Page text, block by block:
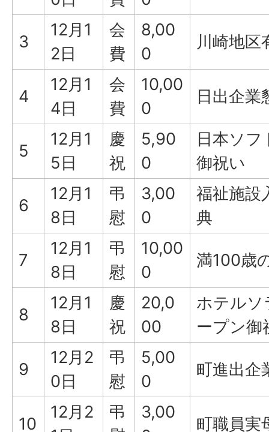
3
12月1
2日
会
費
8,00
0
川崎地区
4
12月1
4日
会
費
10,00
0
日出企業
5
12月1
5日
慶
祝
5,90
0
日本ソフ
御祝い
6
12月1
8日
弔
慰
3,00
0
福祉施設
典
7
12月1
8日
弔
慰
10,00
0
満100歳
8
12月1
8日
慶
祝
20,0
00
ホテルソ
ープン御
9
12月2
0日
弔
慰
5,00
0
町進出企
10
12月2
弔
3,00
町職員実